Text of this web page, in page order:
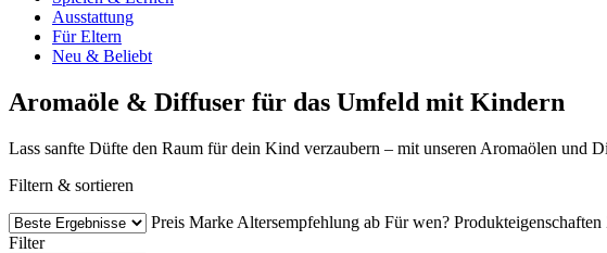
Ausstattung
Für Eltern
Neu & Beliebt
Aromaöle & Diffuser für das Umfeld mit Kindern
Lass sanfte Düfte den Raum für dein Kind verzaubern – mit unseren Aromaölen
Filtern & sortieren
Preis Marke Altersempfehlung ab Für wen? Produkteigenschaften
Filter